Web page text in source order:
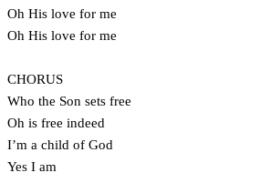
Oh His love for me
Oh His love for me
CHORUS
Who the Son sets free
Oh is free indeed
I’m a child of God
Yes I am